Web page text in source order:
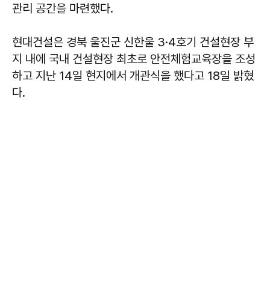
관리 공간을 마련했다.
현대건설은 경북 울진군 신한울 3·4호기 건설현장 부
지 내에 국내 건설현장 최초로 안전체험교육장을 조성
하고 지난 14일 현지에서 개관식을 했다고 18일 밝혔
다.